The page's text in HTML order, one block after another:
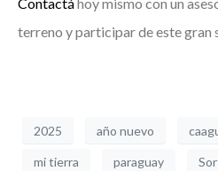
terreno y participar de este gran
2025 año nuevo
mi tierra paraguay